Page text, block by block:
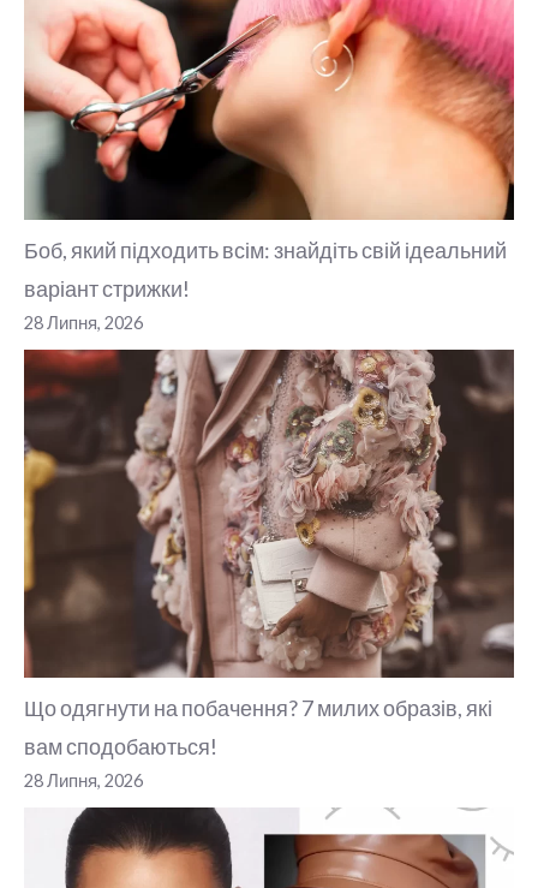
Боб, який підходить всім: знайдіть свій ідеальний
варіант стрижки!
28 Липня, 2026
Що одягнути на побачення? 7 милих образів, які
вам сподобаються!
28 Липня, 2026